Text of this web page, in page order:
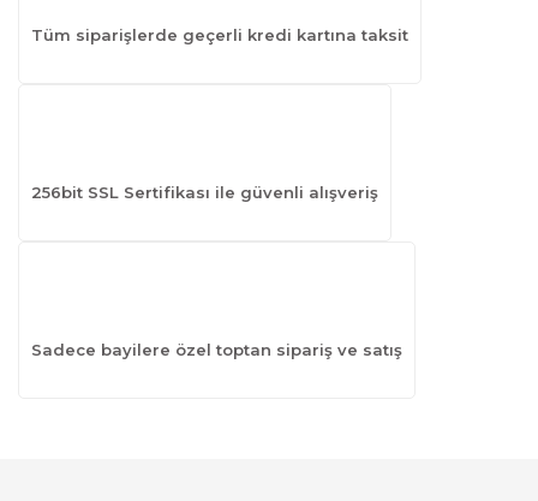
Tüm siparişlerde geçerli kredi kartına taksit
256bit SSL Sertifikası ile güvenli alışveriş
Sadece bayilere özel toptan sipariş ve satış